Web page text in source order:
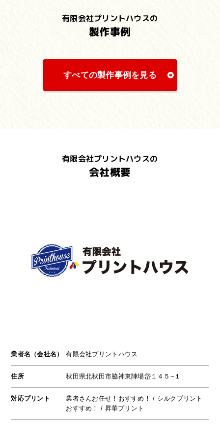
有限会社プリントハウスの
製作事例
すべての製作事例を見る
有限会社プリントハウスの
会社概要
業者名（会社名） 有限会社プリントハウス
住所 秋田県北秋田市脇神東陣場岱１４５−１
対応プリント
業者さんお任せ！おすすめ！ / シルクプリント
おすすめ！ / 昇華プリント